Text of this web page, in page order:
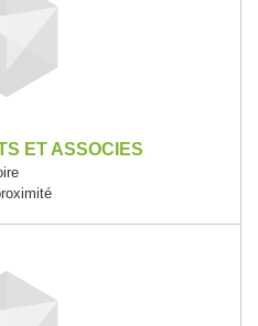
ET ASSOCIES